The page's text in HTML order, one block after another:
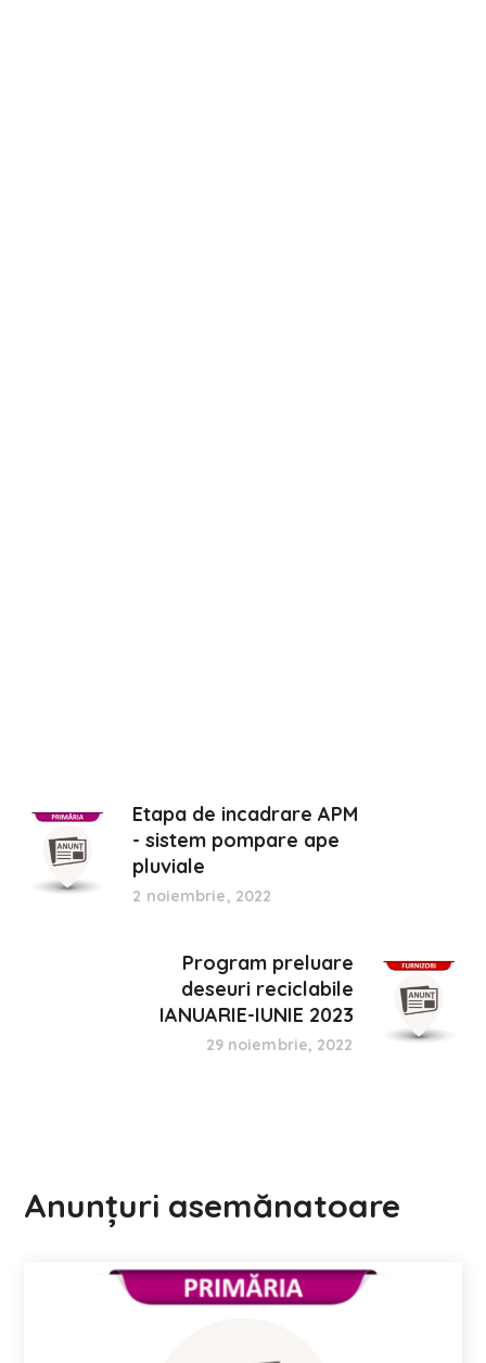
Etapa de incadrare APM
- sistem pompare ape
pluviale
2 noiembrie, 2022
Program preluare
deseuri reciclabile
IANUARIE-IUNIE 2023
29 noiembrie, 2022
Anunțuri asemănatoare